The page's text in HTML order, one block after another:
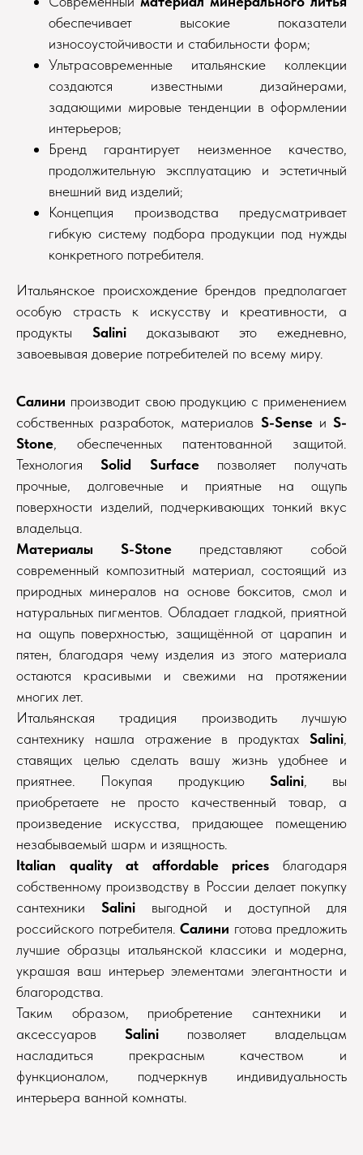
обеспечивает высокие показатели
износоустойчивости и стабильности форм;
Ультрасовременные итальянские коллекции
создаются известными дизайнерами,
задающими мировые тенденции в оформлении
интерьеров;
Бренд гарантирует неизменное качество,
продолжительную эксплуатацию и эстетичный
внешний вид изделий;
Концепция производства предусматривает
гибкую систему подбора продукции под нужды
конкретного потребителя.
Итальянское происхождение брендов предполагает
особую страсть к искусству и креативности, а
продукты Saliniдоказывают это ежедневно,
завоевывая доверие потребителей по всему миру.
Салини производит свою продукцию с применением
собственных разработок, материалов S-SenseиS-
Stone, обеспеченных патентованной защитой.
ТехнологияSolid Surfaceпозволяет получать
прочные, долговечные и приятные на ощупь
поверхности изделий, подчеркивающих тонкий вкус
владельца.
Материалы S-Stone представляют собой
современный композитный материал, состоящий из
природных минералов на основе бокситов, смол и
натуральных пигментов. Обладает гладкой, приятной
на ощупь поверхностью, защищённой от царапин и
пятен, благодаря чему изделия из этого материала
остаются красивыми и свежими на протяжении
многих лет.
Итальянская традиция производить лучшую
сантехнику нашла отражение в продуктах Salini,
ставящих целью сделать вашу жизнь удобнее и
приятнее. Покупая продукцию Salini, вы
приобретаете не просто качественный товар, а
произведение искусства, придающее помещению
незабываемый шарм и изящность.
Italian quality at affordable prices благодаря
собственному производству в России делает покупку
сантехникиSalini выгодной и доступной для
российского потребителя. Салини готова предложить
лучшие образцы итальянской классики и модерна,
украшая ваш интерьер элементами элегантности и
благородства.
Таким образом, приобретение сантехники и
аксессуаров Salini позволяет владельцам
насладиться прекрасным качеством и
функционалом, подчеркнув индивидуальность
интерьера ванной комнаты.